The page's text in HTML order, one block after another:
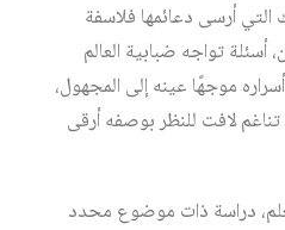
التي أرسى دعائمها فلاسفة
أسئلة تواجه ضبابية العالم
موجهًا عينه إلى المجهول،
لافت للنظر بوصفه أرقى
دراسة ذات موضوع محدد